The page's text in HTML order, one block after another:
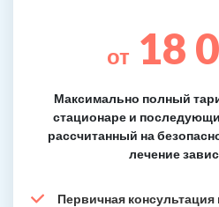
от 18
Максимально полный
стационаре и
рассчитанный на
лечение
Первичная консультация